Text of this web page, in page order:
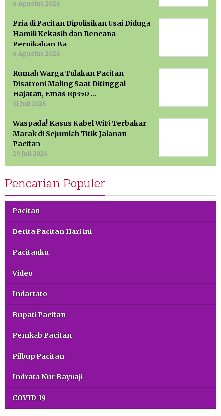
6 Agustus 2026
Pria di Pacitan Dipolisikan Usai Diduga
Hamili Kekasih dan Rencana
Pernikahan Ba…
4 Agustus 2026
Rumah Warga Tulakan Pacitan
Disatroni Maling Saat Ditinggal
Hajatan, Emas Rp350 …
31 Juli 2026
Waspada! Kasus Kabel WiFi Terbakar
Marak di Sejumlah Titik Jalanan
Pacitan
29 Juli 2026
Pencarian Populer
Pacitan
Berita Pacitan Hari ini
Pacitanku
Video
Indartato
Bupati Pacitan
Pemkab Pacitan
Pilbup Pacitan
Indrata Nur Bayuaji
COVID-19